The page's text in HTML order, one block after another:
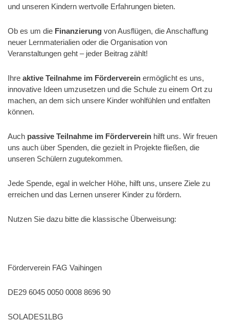
und unseren Kindern wertvolle Erfahrungen bieten.
Ob es um die Finanzierung von Ausflügen, die Anschaffung
neuer Lernmaterialien oder die Organisation von
Veranstaltungen geht – jeder Beitrag zählt!
Ihre aktive Teilnahme im Förderverein ermöglicht es uns,
innovative Ideen umzusetzen und die Schule zu einem Ort zu
machen, an dem sich unsere Kinder wohlfühlen und entfalten
können.
Auch passive Teilnahme im Förderverein hilft uns. Wir freuen
uns auch über Spenden, die gezielt in Projekte fließen, die
unseren Schülern zugutekommen.
Jede Spende, egal in welcher Höhe, hilft uns, unsere Ziele zu
erreichen und das Lernen unserer Kinder zu fördern.
Nutzen Sie dazu bitte die klassische Überweisung:
Förderverein FAG Vaihingen
DE29 6045 0050 0008 8696 90
SOLADES1LBG